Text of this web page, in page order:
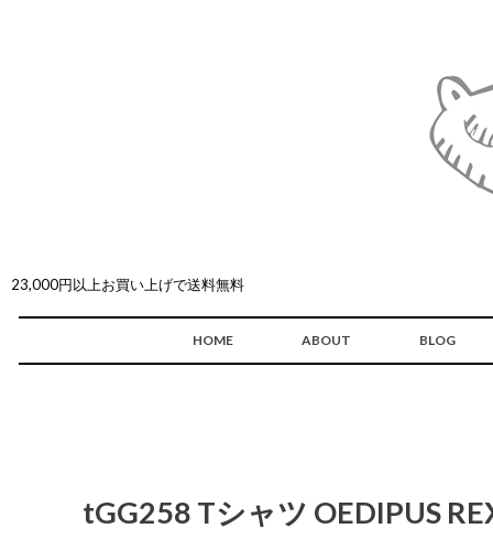
23,000円以上お買い上げで送料無料
HOME ABOUT BLOG
tGG258 Tシャツ OEDIPUS